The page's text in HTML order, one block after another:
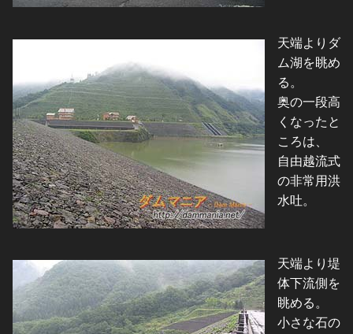
天端よりダ
ム湖を眺め
る。
奥の一段高
くなったと
ころは、
自由越流式
の非常用洪
水吐。
天端より堤
体下流側を
眺める。
小さな石の